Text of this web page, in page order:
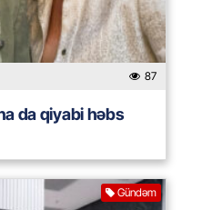
87
da qiyabi həbs
Gündəm